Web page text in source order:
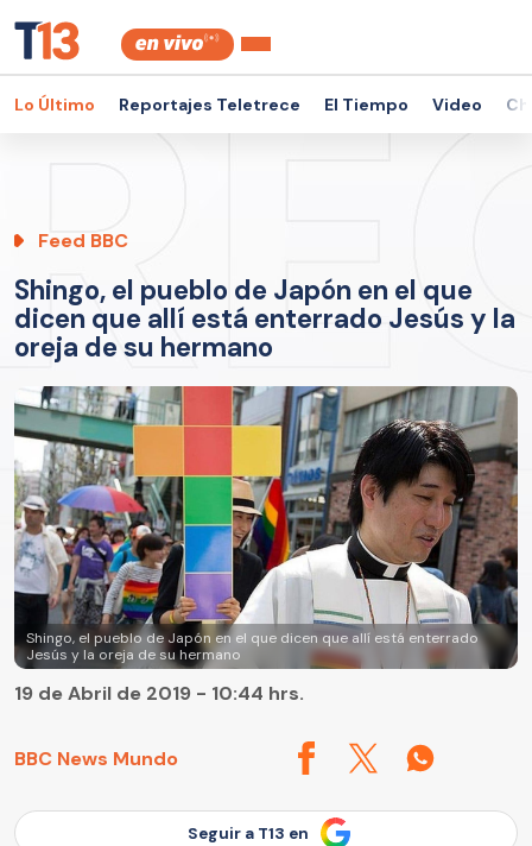
Lo Último Reportajes Teletrece El Tiempo Video
Feed BBC
Shingo, el pueblo de Japón en el que
dicen que allí está enterrado Jesús y la
oreja de su hermano
Shingo, el pueblo de Japón en el que dicen que allí está enterrado
Jesús y la oreja de su hermano
BBC News Mundo
19 de Abril de 2019 - 10:44 hrs.
Seguir a T13 en